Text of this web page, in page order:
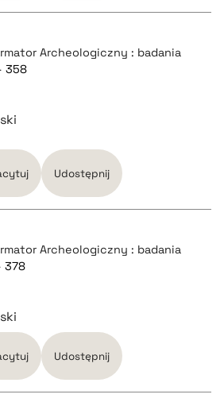
Archeologiczny : badania
358
Udostępnij
Archeologiczny : badania
378
Udostępnij